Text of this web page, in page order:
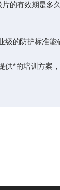
的有效期是多
的防护标准能
*的培训方案